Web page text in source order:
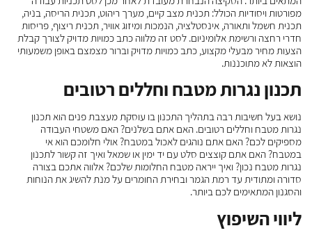
מפורטות ויסודיות הכולל: תכנית מצב קיים, מערך ריהוט, תכנית הריסה, בניה,
תכנית חשמל ותאורה, אינסטלציה, הנמכות ומיזוג אוויר, תכנית ריצוף, פריסות
חדרי רחצה ורשימת אלומיניום. לסט זה מלווה כתב כמויות מדויק לצורך קבלת
הצעות מחיר מבעלי מקצוע, כתב כמויות מדויק וברור מצמצם באופן משמעותי
הוצאות לא מתוכננות.
תכנון נגרות מטבח וחללים רטובים
נושא בעל חשיבות רבה בתהליך התכנון בו עוסקת מעצבת פנים הוא תכנון
נגרות מטבח וחללים רטובים. האם אתם בשלנים? האם משטחי העבודה
מספיקים לכם? האם אתם נוהגים לאכול במטבח? אולי חלומכם הוא אי
במטבח? האם אתם קוצצים סלט עם יד ימין או שמאל ואיך זה קשור לתכנון
נגרות מטבח נכון? ואיך ייראה מטבח החלומות שלכם? אלווה אתכם בצורה
סדורה ומתודית עד רמת הגמר ובחירת החומרים על מנת להשיג את הנוחות
והסגנון המתאימים לכם ביותר.
ליווי השיפוץ